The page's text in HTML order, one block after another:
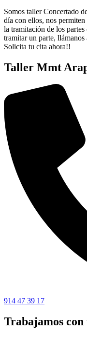
Somos taller Concertado
día con ellos, nos
la tramitación de los
tramitar un parte,
Solicita tu cita ahora!!
Taller Mmt
914 47 39 17
Trabajamos con